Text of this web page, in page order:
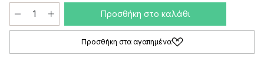
Προσθήκη στο καλάθι
Προσθήκη στα αγαπημένα